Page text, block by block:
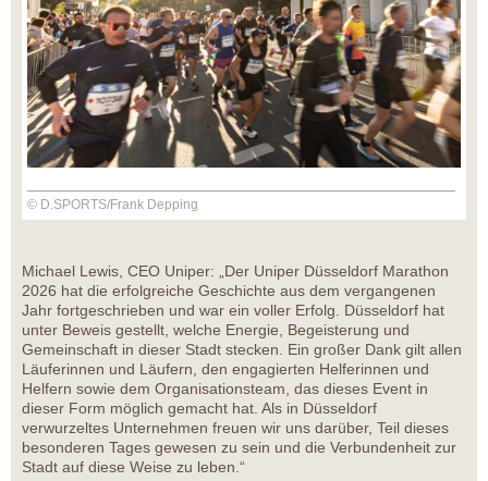
© D.SPORTS/Frank Depping
Michael Lewis, CEO Uniper: „Der Uniper Düsseldorf Marathon
2026 hat die erfolgreiche Geschichte aus dem vergangenen
Jahr fortgeschrieben und war ein voller Erfolg. Düsseldorf hat
unter Beweis gestellt, welche Energie, Begeisterung und
Gemeinschaft in dieser Stadt stecken. Ein großer Dank gilt allen
Läuferinnen und Läufern, den engagierten Helferinnen und
Helfern sowie dem Organisationsteam, das dieses Event in
dieser Form möglich gemacht hat. Als in Düsseldorf
verwurzeltes Unternehmen freuen wir uns darüber, Teil dieses
besonderen Tages gewesen zu sein und die Verbundenheit zur
Stadt auf diese Weise zu leben.“